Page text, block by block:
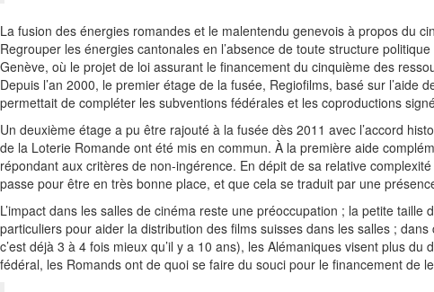
La fusion des énergies romandes et le malentendu genevois à propos du
Regrouper les énergies cantonales en l’absence de toute structure
Genève, où le projet de loi assurant le financement du cinquième des
Depuis l’an 2000, le premier étage de la fusée, Regiofilms, basé sur
permettait de compléter les subventions fédérales et les coproductions
Un deuxième étage a pu être rajouté à la fusée dès 2011 avec l’accord
de la Loterie Romande ont été mis en commun. À la première aide
répondant aux critères de non-ingérence. En dépit de sa relative
passe pour être en très bonne place, et que cela se traduit par une
L’impact dans les salles de cinéma reste une préoccupation ; la petite
particuliers pour aider la distribution des films suisses dans les salles ;
c’est déjà 3 à 4 fois mieux qu’il y a 10 ans), les Alémaniques visent plus
fédéral, les Romands ont de quoi se faire du souci pour le financement de